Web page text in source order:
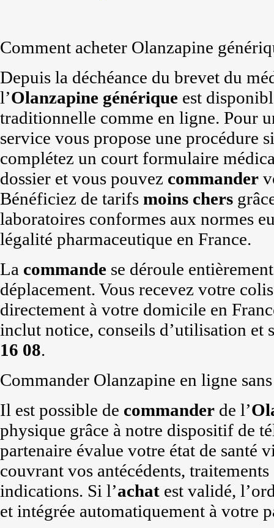
Comment acheter Olanzapine
Depuis la déchéance du brevet du
l’Olanzapine générique est
traditionnelle comme en ligne. Pour
service vous propose une procédure
complétez un court formulaire
dossier et vous pouvez commander
Bénéficiez de tarifs moins chers
laboratoires conformes aux normes
légalité pharmaceutique en France.
La commande se déroule
déplacement. Vous recevez votre
directement à votre domicile en
inclut notice, conseils d’utilisation et
16 08.
Commander Olanzapine en ligne
Il est possible de commander de l’
physique grâce à notre dispositif de
partenaire évalue votre état de santé
couvrant vos antécédents,
indications. Si l’achat est validé,
et intégrée automatiquement à votre